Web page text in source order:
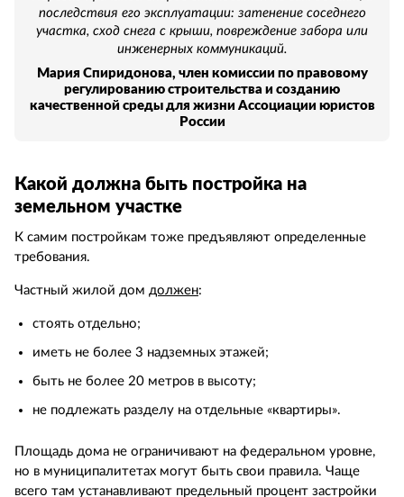
последствия его эксплуатации: затенение соседнего
участка, сход снега с крыши, повреждение забора или
инженерных коммуникаций.
Мария Спиридонова, член комиссии по правовому
регулированию строительства и созданию
качественной среды для жизни Ассоциации юристов
России
Какой должна быть постройка на
земельном участке
К самим постройкам тоже предъявляют определенные
требования.
Частный жилой дом должен:
стоять отдельно;
иметь не более 3 надземных этажей;
быть не более 20 метров в высоту;
не подлежать разделу на отдельные «квартиры».
Площадь дома не ограничивают на федеральном уровне,
но в муниципалитетах могут быть свои правила. Чаще
всего там устанавливают предельный процент застройки